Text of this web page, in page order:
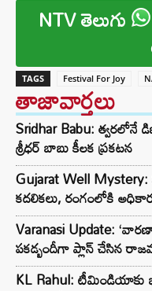
NTV తెలుగు
TAGS Festival For Joy
తాజావార్తలు
Sridhar Babu: త్వరలోనే
శ్రీధర్ బాబు కీలక ప్రకటన
Gujarat Well
కదలికలు, రంగంలోకి
Varanasi Update:
పకడ్బందీగా ప్లాన్ చేసిన
KL Rahul: టీమిండియాకు